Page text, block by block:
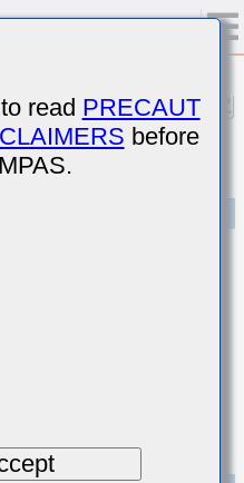
터]
read PRECAUT
before